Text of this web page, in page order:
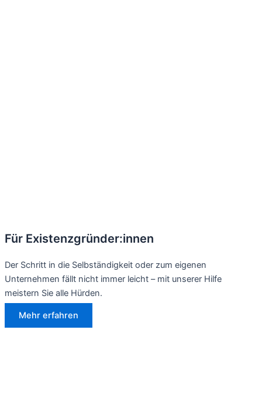
Für Existenzgründer:innen
Der Schritt in die Selbständigkeit oder zum eigenen
Unternehmen fällt nicht immer leicht – mit unserer Hilfe
meistern Sie alle Hürden.
Mehr erfahren